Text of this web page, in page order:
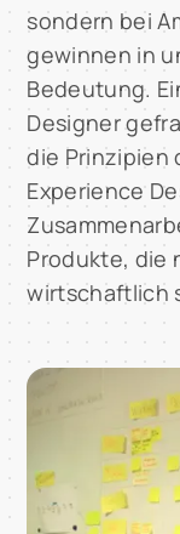
sondern bei
gewinnen in
Bedeutung.
Designer
die Prinzipien
Experience
Produkte, die
wirtschaftlich